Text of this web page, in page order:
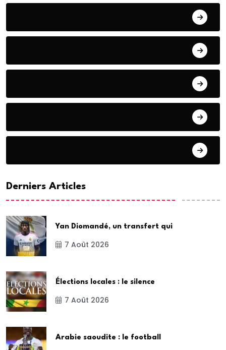
Derniers Articles
Yan Diomandé, un transfert qui
7 Août 2026
Élections locales : le silence
7 Août 2026
Arabie saoudite : le football